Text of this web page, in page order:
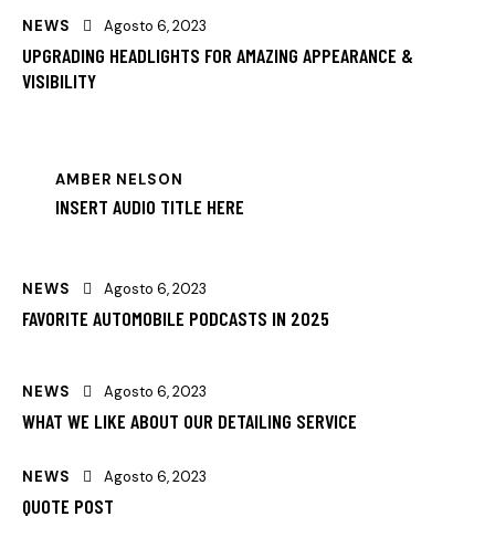
NEWS Agosto 6, 2023
UPGRADING HEADLIGHTS FOR AMAZING APPEARANCE &
VISIBILITY
AMBER NELSON
INSERT AUDIO TITLE HERE
NEWS Agosto 6, 2023
FAVORITE AUTOMOBILE PODCASTS IN 2025
NEWS Agosto 6, 2023
WHAT WE LIKE ABOUT OUR DETAILING SERVICE
NEWS Agosto 6, 2023
QUOTE POST